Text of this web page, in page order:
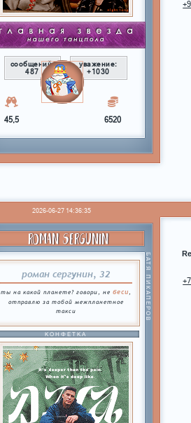
сообщений:
487
уважение:
+1030
45,5 6520
+9
2026-06-27 14:36:35
ROMAN SERGUNIN
роман сергунин, 32
ты на какой планете? говори, не беси,
отправлю за тобой межпланетное
такси
БАТЯ ПИКАПЕРОВ
КОНФЕТКА
+7